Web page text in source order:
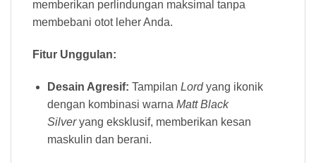
memberikan perlindungan maksimal tanpa
membebani otot leher Anda.
Fitur Unggulan:
Desain Agresif: Tampilan Lordyang ikonik
dengan kombinasi warna Matt Black
Silveryang eksklusif, memberikan kesan
maskulin dan berani.